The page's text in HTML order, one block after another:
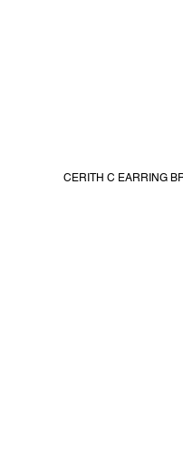
CERITH C EARRING